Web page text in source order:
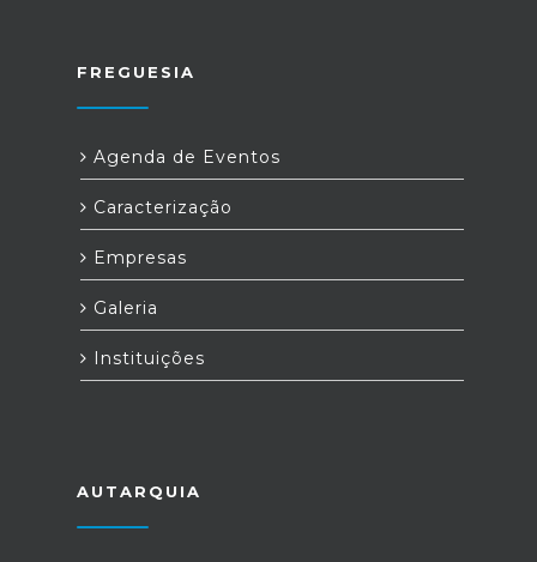
FREGUESIA
Agenda de Eventos
Caracterização
Empresas
Galeria
Instituições
AUTARQUIA